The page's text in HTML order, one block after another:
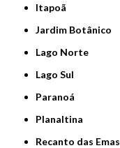
Itapoã
Jardim Botânico
Lago Norte
Lago Sul
Paranoá
Planaltina
Recanto das Emas